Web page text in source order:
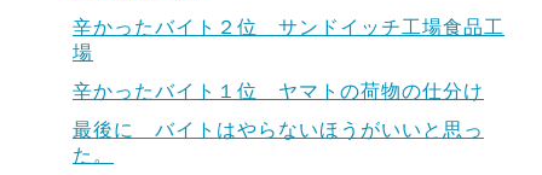
辛かったバイト２位 サンドイッチ工場食品工
場
辛かったバイト１位 ヤマトの荷物の仕分け
最後に バイトはやらないほうがいいと思っ
た。